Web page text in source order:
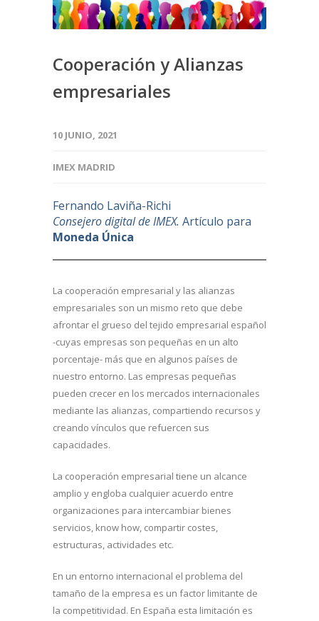
Cooperación y Alianzas
empresariales
10 JUNIO, 2021
IMEX MADRID
Fernando Laviña-Richi
Consejero digital de IMEX. Artículo para
Moneda Única
La cooperación empresarial y las alianzas
empresariales son un mismo reto que debe
afrontar el grueso del tejido empresarial español
-cuyas empresas son pequeñas en un alto
porcentaje- más que en algunos países de
nuestro entorno. Las empresas pequeñas
pueden crecer en los mercados internacionales
mediante las alianzas, compartiendo recursos y
creando vínculos que refuercen sus
capacidades.
La cooperación empresarial tiene un alcance
amplio y engloba cualquier acuerdo entre
organizaciones para intercambiar bienes
servicios, know how, compartir costes,
estructuras, actividades etc.
En un entorno internacional el problema del
tamaño de la empresa es un factor limitante de
la competitividad. En España esta limitación es